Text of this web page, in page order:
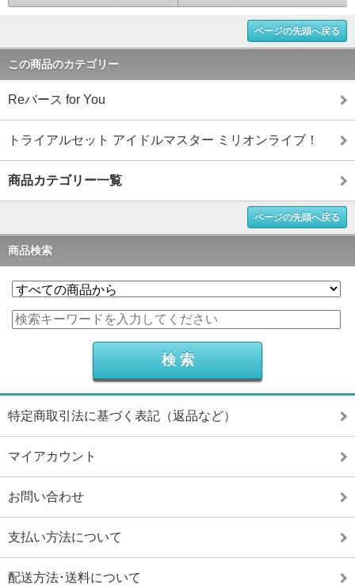
ページの先頭へ戻る
この商品のカテゴリー
Reバース for You
トライアルセット アイドルマスター ミリオンライブ！
商品カテゴリー一覧
ページの先頭へ戻る
商品検索
特定商取引法に基づく表記（返品など）
マイアカウント
お問い合わせ
支払い方法について
配送方法･送料について